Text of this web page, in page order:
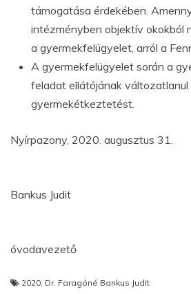
támogatása érdekében.
intézményben objektív okokból
a gyermekfelügyelet, arról a
A gyermekfelügyelet során a
feladat ellátójának változatlanul
gyermekétkeztetést.
Nyírpazony, 2020. augusztus 31.
Dr.
Bankus Judit
óvodavezető
2020 Dr. Faragóné Bankus Judit